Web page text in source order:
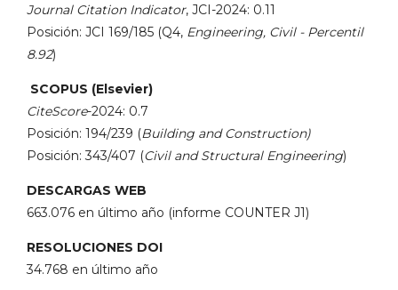
Journal Citation Indicator, JCI-2024: 0.11
Posición: JCI 169/185 (Q4, Engineering, Civil - Percentil
8.92)
SCOPUS (Elsevier)
CiteScore-2024: 0.7
Posición: 194/239 (Building and Construction)
Posición: 343/407 (Civil and Structural Engineering)
DESCARGAS WEB
663.076 en último año (informe COUNTER J1)
RESOLUCIONES DOI
34.768 en último año